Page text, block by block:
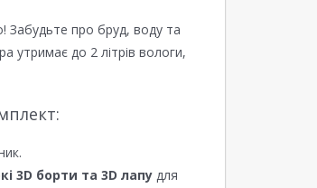
Забудьте про бруд, воду та
утримає до 2 літрів вологи,
3D борти та 3D лапу для